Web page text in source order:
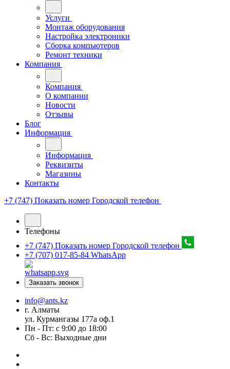
Услуги
Монтаж оборудования
Настройка электроники
Сборка компьютеров
Ремонт техники
Компания
Компания
О компании
Новости
Отзывы
Блог
Информация
Информация
Реквизиты
Магазины
Контакты
+7 (747) Показать номер Городской телефон
Телефоны
+7 (747) Показать номер Городской телефон
+7 (707) 017-85-84 WhatsApp
Заказать звонок
info@ants.kz
г. Алматы
ул. Курмангазы 177а оф.1
Пн - Пт: с 9:00 до 18:00
Сб - Вс: Выходные дни